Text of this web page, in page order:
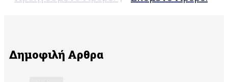
Δημοφιλή Αρθρα